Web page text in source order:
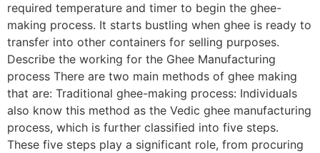
required temperature and timer to begin the ghee-
making process. It starts bustling when ghee is ready to
transfer into other containers for selling purposes.
Describe the working for the Ghee Manufacturing
process There are two main methods of ghee making
that are: Traditional ghee-making process: Individuals
also know this method as the Vedic ghee manufacturing
process, which is further classified into five steps.
These five steps play a significant role, from procuring